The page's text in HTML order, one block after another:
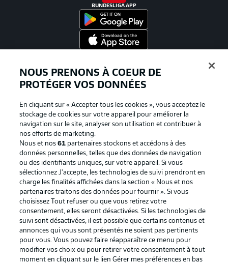
BUNDESLIGA APP
La publicité Conditions d’utilisation des
Mentions Légales Gérer mes préférences
Déclaration de
confidentialité
Diffuseurs
NOUS PRENONS À COEUR DE
PROTÉGER VOS DONNÉES
En cliquant sur « Accepter tous les cookies », vous acceptez le
stockage de cookies sur votre appareil pour améliorer la
navigation sur le site, analyser son utilisation et contribuer à
nos efforts de marketing.
Nous et nos61 partenaires stockons et accédons à des
données personnelles, telles que des données de navigation
ou des identifiants uniques, sur votre appareil. Si vous
sélectionnez J'accepte, les technologies de suivi prendront en
charge les finalités affichées dans la section « Nous et nos
partenaires traitons des données pour fournir ». Si vous
choisissez Tout refuser ou que vous retirez votre
consentement, elles seront désactivées. Si les technologies de
suivi sont désactivées, il est possible que certains contenus et
annonces qui vous sont présentés ne soient pas pertinents
pour vous. Vous pouvez faire réapparaître ce menu pour
modifier vos choix ou pour retirer votre consentement à tout
moment en cliquant sur le lien Gérer mes préférences en bas